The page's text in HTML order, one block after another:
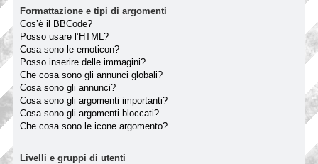
Formattazione e tipi di argomenti
Cos’è il BBCode?
Posso usare l’HTML?
Cosa sono le emoticon?
Posso inserire delle immagini?
Che cosa sono gli annunci globali?
Cosa sono gli annunci?
Cosa sono gli argomenti importanti?
Cosa sono gli argomenti bloccati?
Che cosa sono le icone argomento?
Livelli e gruppi di utenti